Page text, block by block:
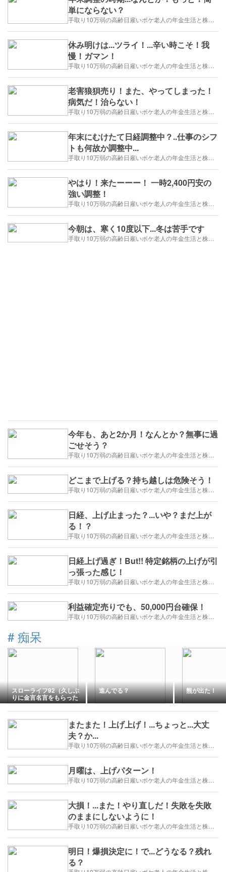
単にならない？
休み明けは...ツライ！...辛い時こそ！我
慢！ガマン！
老害狼狽売り！また、やってしまった！
病気だ！治らない！
年末にむけたて日経調整中？..仕事のシフ
トも何故か調整中...
やはり！来たーーー！ 一時2,400円安の
強い調整！
今朝は、寒く10度以下...冬は苦手です
今年も、あと2か月！なんとか？無事に過
ごせそう？
どこまで上げる？持ち越しは危険そう！
日経、上げ止まった？...いや？まだ上が
る！？
日経上げ過ぎ！But!! 特定銘柄の上げが引
っ張った感じ！
利益確定売りでも、50,000円台確保！
# 痴呆
スローライフ92（久しぶ
りに金言名言をもらった
わ/人生が1回じゃ全然足
りたいくらいだって）
進んでる？ 熊が出た！
またまた！上げ上げ！...ちょっと...大丈
夫？か...
月曜は、上げパターン！
大損！...また！やり直しだ！失敗を失敗
のままにしないように！
明日！爆損決定に！で...どうなる？残れ
る？